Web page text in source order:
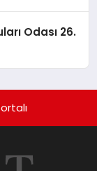
Odası 26.